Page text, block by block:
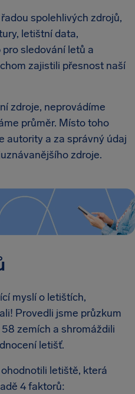
spolehlivých zdrojů,
letištní data,
sledování letů a
zajistili přesnost naší
zdroje, neprovádíme
průměr. Místo toho
autority a za správný údaj
zdroje.
myslí o letištích,
Provedli jsme průzkum
zemích a shromáždili
letišť.
letiště, která
4 faktorů: